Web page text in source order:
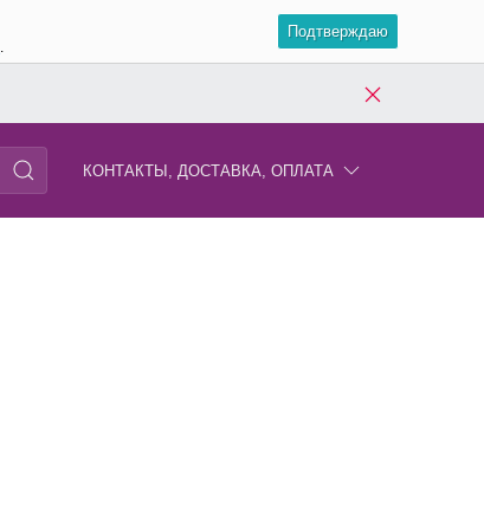
.
Подтверждаю
КОНТАКТЫ, ДОСТАВКА, ОПЛАТА